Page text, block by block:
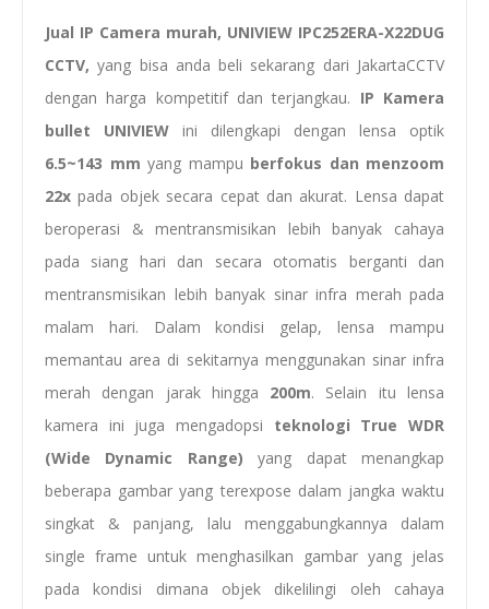
Jual IP Camera murah, UNIVIEW IPC252ERA-X22DUG
CCTV,yang bisa anda beli sekarang dari JakartaCCTV
dengan harga kompetitif dan terjangkau. IP Kamera
bullet UNIVIEW ini dilengkapi dengan lensa optik
6.5~143 mm yang mampu berfokus dan menzoom
22x pada objek secara cepat dan akurat. Lensa dapat
beroperasi & mentransmisikan lebih banyak cahaya
pada siang hari dan secara otomatis berganti dan
mentransmisikan lebih banyak sinar infra merah pada
malam hari. Dalam kondisi gelap, lensa mampu
memantau area di sekitarnya menggunakan sinar infra
merah dengan jarak hingga 200m. Selain itu lensa
kamera ini juga mengadopsi teknologi True WDR
(Wide Dynamic Range) yang dapat menangkap
beberapa gambar yang terexpose dalam jangka waktu
singkat & panjang, lalu menggabungkannya dalam
single frame untuk menghasilkan gambar yang jelas
pada kondisi dimana objek dikelilingi oleh cahaya